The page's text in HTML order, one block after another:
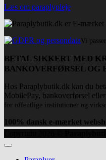
Læs om paraplypleje
Vi
BETAL SIKKERT MED
BANKOVERFØRSEL OG
Hos Paraplybutik.dk kan du
MobilePay, bankoverførsel
for offentlige institutioner og
100% dansk e-mærket